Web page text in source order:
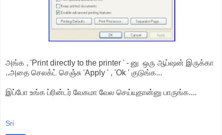
அங்க , 'Print directly to the printer ' - னு ஒரு ஆப்ஷன் இருக்கா
..அதை செலக்ட் செஞ்சு 'Apply ' , 'Ok ' குடுங்க...
இப்போ உங்க ப்ரின்டர் வேகமா வேல செய்யுதான்னு பாருங்க....
Sri